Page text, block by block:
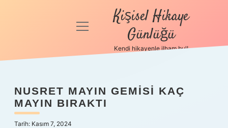
Anasayfa
Politikası
Yasal Uyarı
menüyü
Kişisel Hikaye
Günlüğü
Kendi hikayenle ilham bul!
NUSRET MAYIN GEMISI KAÇ
MAYIN BIRAKTI
Tarih: Kasım 7, 2024